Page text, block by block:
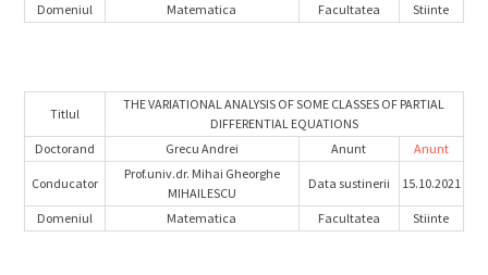
Domeniul
Matematica Facultatea Stiinte
Titlul
THE VARIATIONAL ANALYSIS OF SOME CLASSES OF PARTIAL
DIFFERENTIAL EQUATIONS
Doctorand
Grecu Andrei Anunt Anunt
Conducator
Prof.univ.dr. Mihai Gheorghe
MIHAILESCU
Data sustinerii 15.10.2021
Domeniul Matematica Facultatea Stiinte